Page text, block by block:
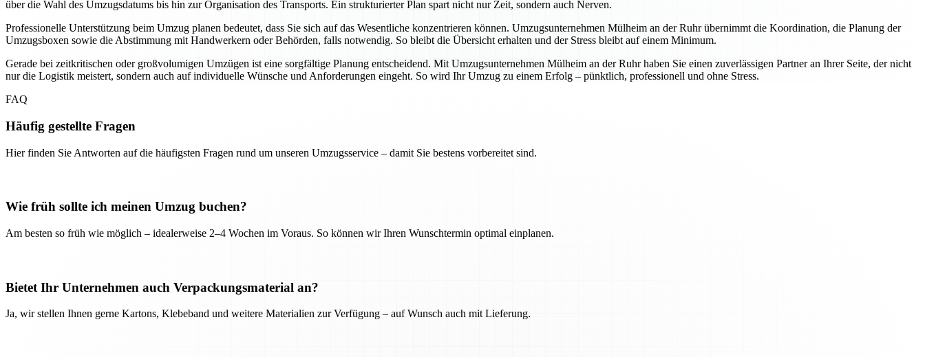
über die Wahl des Umzugsdatums bis hin zur Organisation des Transports. Ein strukturierter Plan spart nicht nur Zeit, sondern auch Nerven.
Professionelle Unterstützung beim Umzug planen bedeutet, dass Sie sich auf das Wesentliche konzentrieren können. Umzugsunternehmen Mülheim an der Ruhr übernimmt die Koordination, die Planung der
Umzugsboxen sowie die Abstimmung mit Handwerkern oder Behörden, falls notwendig. So bleibt die Übersicht erhalten und der Stress bleibt auf einem Minimum.
Gerade bei zeitkritischen oder großvolumigen Umzügen ist eine sorgfältige Planung entscheidend. Mit Umzugsunternehmen Mülheim an der Ruhr haben Sie einen zuverlässigen Partner an Ihrer Seite, der nicht
nur die Logistik meistert, sondern auch auf individuelle Wünsche und Anforderungen eingeht. So wird Ihr Umzug zu einem Erfolg – pünktlich, professionell und ohne Stress.
FAQ
Häufig gestellte Fragen
Hier finden Sie Antworten auf die häufigsten Fragen rund um unseren Umzugsservice – damit Sie bestens vorbereitet sind.
Wie früh sollte ich meinen Umzug buchen?
Am besten so früh wie möglich – idealerweise 2–4 Wochen im Voraus. So können wir Ihren Wunschtermin optimal einplanen.
Bietet Ihr Unternehmen auch Verpackungsmaterial an?
Ja, wir stellen Ihnen gerne Kartons, Klebeband und weitere Materialien zur Verfügung – auf Wunsch auch mit Lieferung.